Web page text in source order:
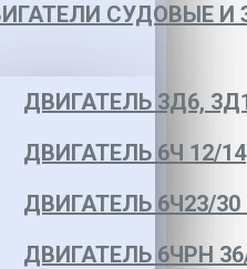
СУДОВЫЕ И
ДВИГАТЕЛЬ 3Д6,
ДВИГАТЕЛЬ 6Ч 12/14
ДВИГАТЕЛЬ 6Ч23/30
ДВИГАТЕЛЬ 6ЧРН